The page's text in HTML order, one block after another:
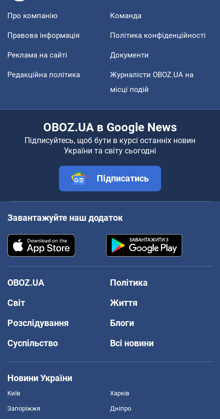
Про компанію Команда
Правова інформація Політика конфіденційності
Реклама на сайті Документи
Редакційна політика
Журналісти OBOZ.UA на
місці подій
OBOZ.UA в Google News
Підписуйтесь, щоб бути в курсі останніх новин
України та світу сьогодні
Підписатись
Завантажуйте наш додаток
OBOZ.UA
Політика
Світ
Життя
Розслідування
Блоги
Суспільство
Всі новини
Новини України
Київ Харків
Запоріжжя Дніпро